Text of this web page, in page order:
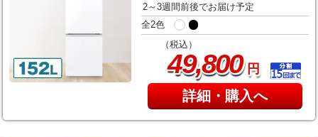
2～3週間前後でお届け予定
全2色
（税込）
49,800円
詳細・購入へ